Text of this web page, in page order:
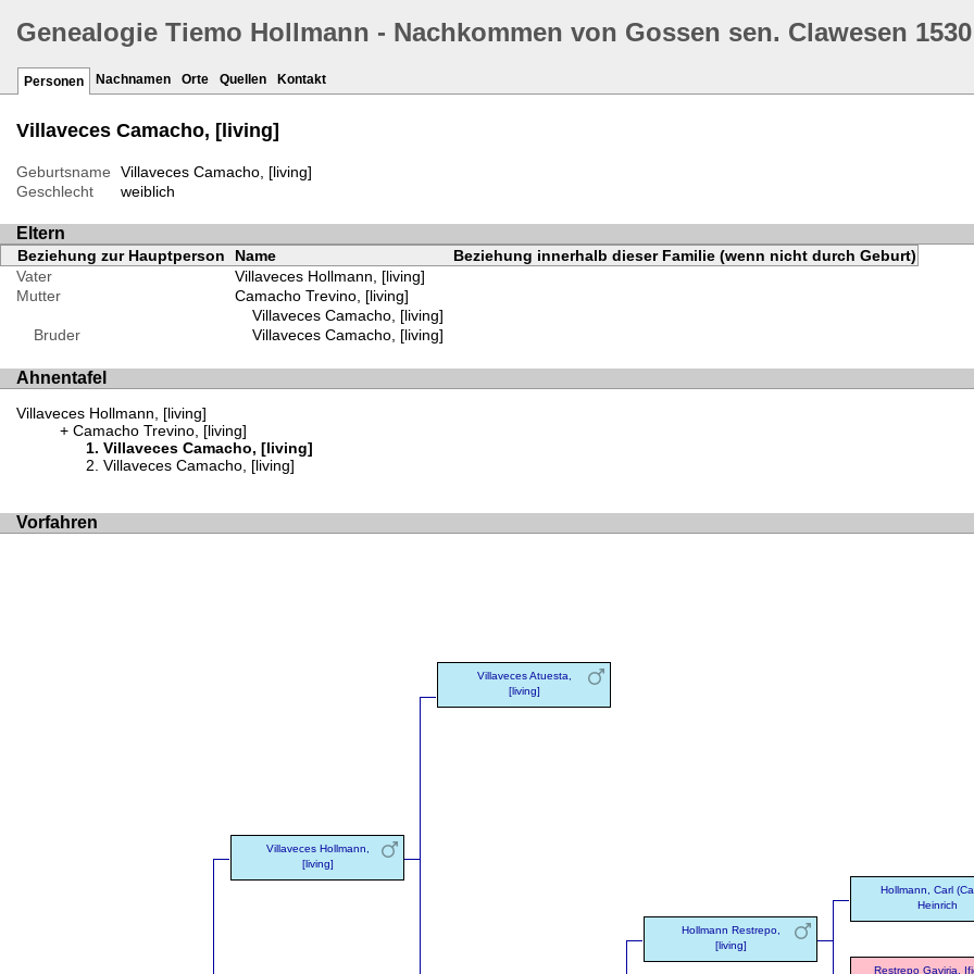
Genealogie Tiemo Hollmann - Nachkommen von Gossen sen. Clawesen 1530
Personen Nachnamen Orte Quellen Kontakt
Villaveces Camacho, [living]
Geburtsname
Villaveces Camacho, [living]
Geschlecht
weiblich
Eltern
Beziehung zur Hauptperson Name
Beziehung innerhalb dieser Familie (wenn nicht durch Geburt)
Vater
Villaveces Hollmann, [living]
Mutter
Camacho Trevino, [living]
Villaveces Camacho, [living]
Bruder
Villaveces Camacho, [living]
Ahnentafel
Villaveces Hollmann, [living]
Camacho Trevino, [living]
Villaveces Camacho, [living]
Villaveces Camacho, [living]
Vorfahren
Villaveces Hollmann,
[living]
Villaveces Atuesta,
[living]
Hollmann Restrepo,
[living]
Hollmann, Carl
Heinrich
Restrepo Gaviria,